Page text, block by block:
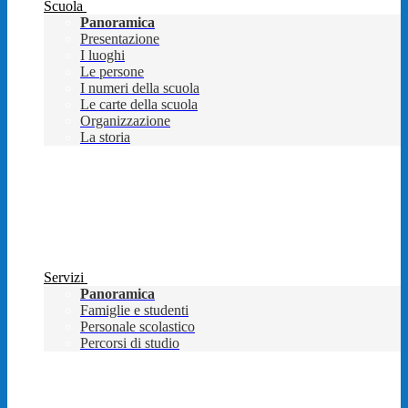
Scuola
Panoramica
Presentazione
I luoghi
Le persone
I numeri della scuola
Le carte della scuola
Organizzazione
La storia
Servizi
Panoramica
Famiglie e studenti
Personale scolastico
Percorsi di studio